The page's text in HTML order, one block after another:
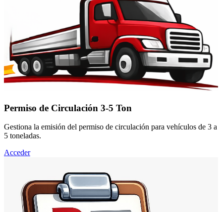
Permiso de Circulación 3-5 Ton
Gestiona la emisión del permiso de circulación para vehículos de 3 a
5 toneladas.
Acceder